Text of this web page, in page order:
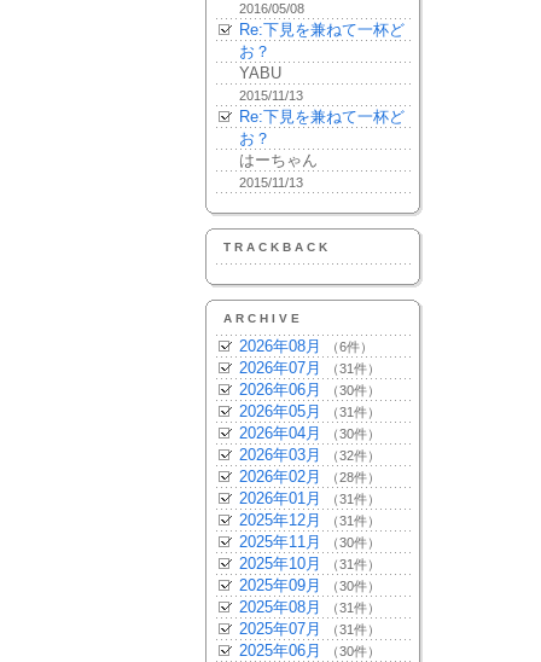
2016/05/08
Re:下見を兼ねて一杯ど
お？
YABU
2015/11/13
Re:下見を兼ねて一杯ど
お？
はーちゃん
2015/11/13
TRACKBACK
ARCHIVE
2026年08月 （6件）
2026年07月 （31件）
2026年06月 （30件）
2026年05月 （31件）
2026年04月 （30件）
2026年03月 （32件）
2026年02月 （28件）
2026年01月 （31件）
2025年12月 （31件）
2025年11月 （30件）
2025年10月 （31件）
2025年09月 （30件）
2025年08月 （31件）
2025年07月 （31件）
2025年06月 （30件）